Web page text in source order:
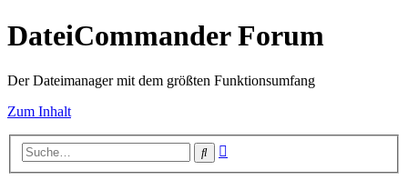
DateiCommander Forum
Der Dateimanager mit dem größten Funktionsumfang
Zum Inhalt
Suche